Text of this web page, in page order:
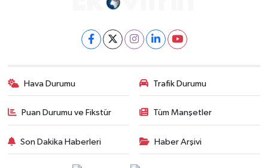
Hava Durumu Trafik Durumu
Puan Durumu ve Fikstür Tüm Manşetler
Son Dakika Haberleri Haber Arşivi